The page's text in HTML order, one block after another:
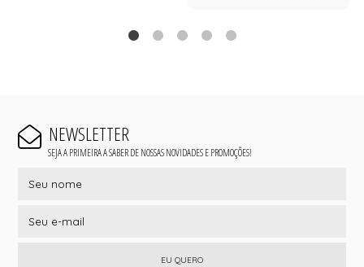
NEWSLETTER
SEJA A PRIMEIRA A SABER DE NOSSAS NOVIDADES E PROMOÇÕES!
EU QUERO